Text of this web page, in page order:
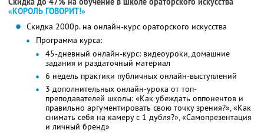
«КОРОЛЬ ГОВОРИТ!»
Скидка 2000р. на онлайн-курс ораторского искусства
Программа курса:
45-дневный онлайн-курс: видеоуроки, домашние
задания и раздаточный материал
6 недель практики публичных онлайн-выступлений
3 дополнительных онлайн-урока от топ-
преподавателей школы: «Как убеждать оппонентов и
правильно аргументировать свою точку зрения?», «Как
снимать себя на камеру с 1 дубля?», «Самопрезентация
и личный бренд»